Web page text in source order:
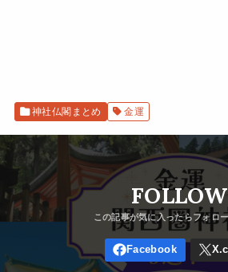
神社仏閣まとめ 金運
FOLLOW